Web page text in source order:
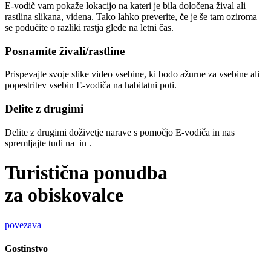
E-vodič vam pokaže lokacijo na kateri je bila določena žival ali
rastlina slikana, videna. Tako lahko preverite, če je še tam oziroma
se podučite o razliki rastja glede na letni čas.
Posnamite živali/rastline
Prispevajte svoje slike video vsebine, ki bodo ažurne za vsebine ali
popestritev vsebin E-vodiča na habitatni poti.
Delite z drugimi
Delite z drugimi doživetje narave s pomočjo E-vodiča in nas
spremljajte tudi na in .
Turistična ponudba
za obiskovalce
povezava
Gostinstvo